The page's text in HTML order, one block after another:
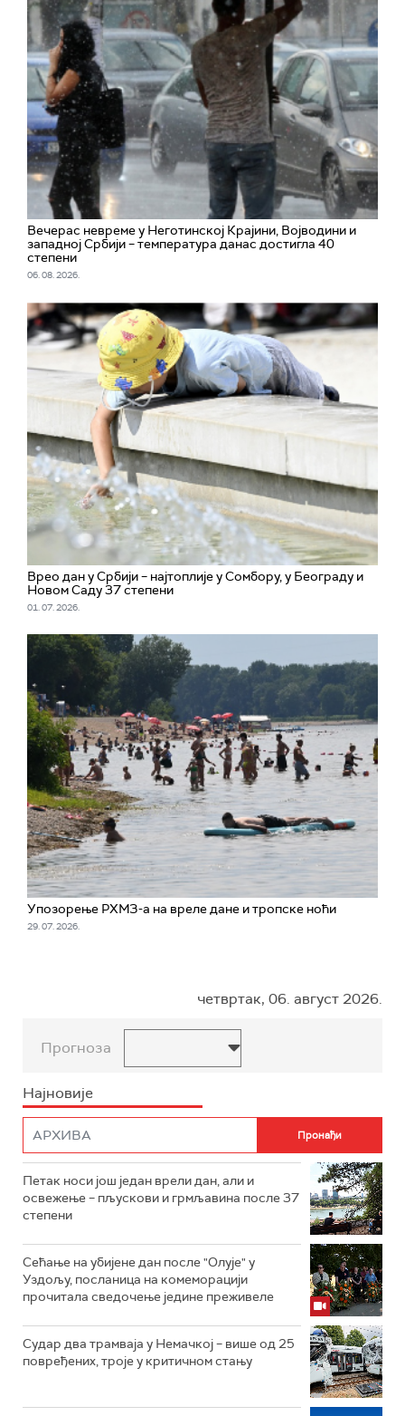
Вечерас невреме у Неготинској Крајини, Војводини и
западној Србији – температура данас достигла 40
степени
06. 08. 2026.
Врео дан у Србији – најтоплије у Сомбору, у Београду и
Новом Саду 37 степени
01. 07. 2026.
Упозорење РХМЗ-а на вреле дане и тропске ноћи
29. 07. 2026.
четвртак, 06. август 2026.
Прогноза
Најновије
Петак носи још један врели дан, али и
освежење – пљускови и грмљавина после 37
степени
Сећање на убијене дан после "Олује" у
Уздољу, посланица на комеморацији
прочитала сведочење једине преживеле
Судар два трамваја у Немачкој – више од 25
повређених, троје у критичном стању